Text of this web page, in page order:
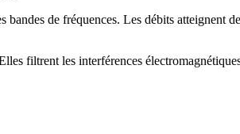
de fréquences. Les débits
filtrent les interférences